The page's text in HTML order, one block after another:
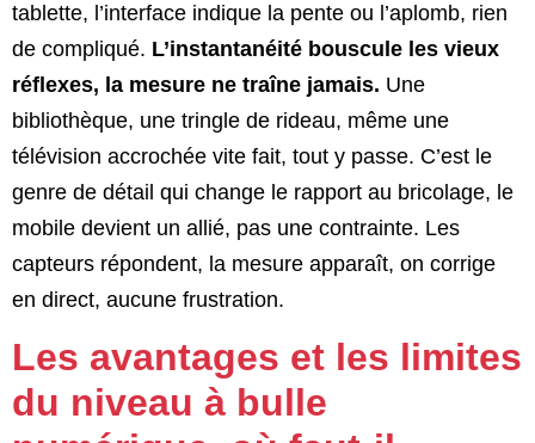
tablette, l’interface indique la pente ou l’aplomb, rien
de compliqué. L’instantanéité bouscule les vieux
réflexes, la mesure ne traîne jamais. Une
bibliothèque, une tringle de rideau, même une
télévision accrochée vite fait, tout y passe. C’est le
genre de détail qui change le rapport au bricolage, le
mobile devient un allié, pas une contrainte. Les
capteurs répondent, la mesure apparaît, on corrige
en direct, aucune frustration.
Les avantages et les limites
du niveau à bulle